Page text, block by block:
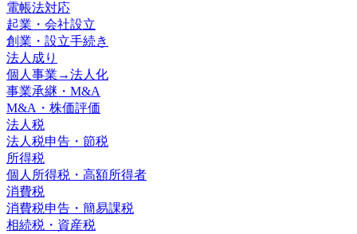
電帳法対応
起業・会社設立
創業・設立手続き
法人成り
個人事業→法人化
事業承継・M&A
M&A・株価評価
法人税
法人税申告・節税
所得税
個人所得税・高額所得者
消費税
消費税申告・簡易課税
相続税・資産税